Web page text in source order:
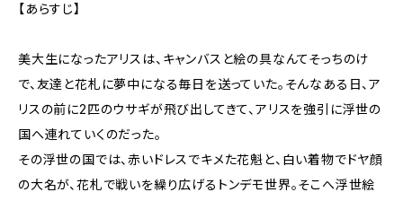
【あらすじ】
美大生になったアリスは、キャンバスと絵の具なんてそっちのけ
で、友達と花札に夢中になる毎日を送っていた。そんなある日、ア
リスの前に2匹のウサギが飛び出してきて、アリスを強引に浮世の
国へ連れていくのだった。
その浮世の国では、赤いドレスでキメた花魁と、白い着物でドヤ顔
の大名が、花札で戦いを繰り広げるトンデモ世界。そこへ浮世絵